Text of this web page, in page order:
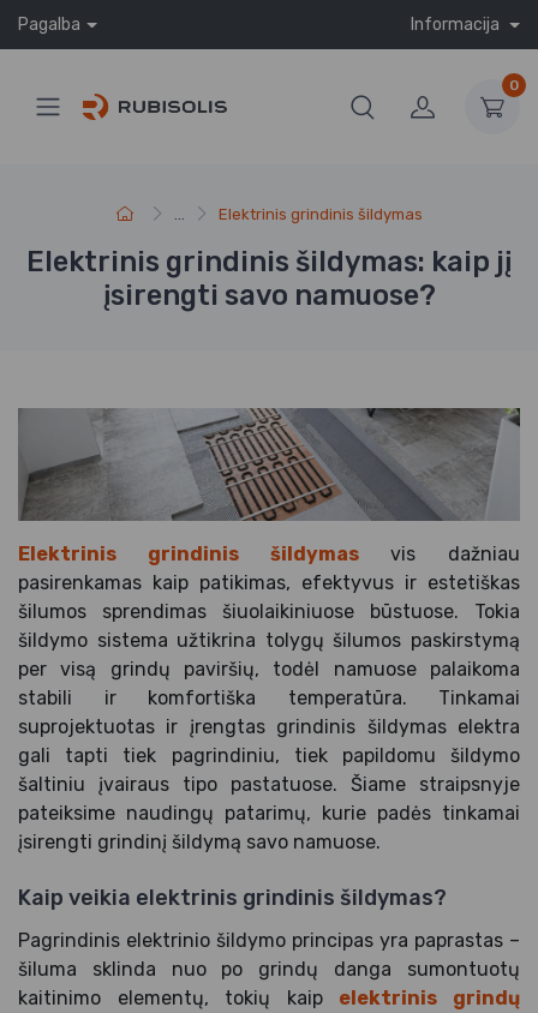
Pagalba Informacija
0
... Elektrinis grindinis šildymas
Elektrinis grindinis šildymas: kaip jį
įsirengti savo namuose?
Elektrinis grindinis šildymasvis dažniau
pasirenkamas kaip patikimas, efektyvus ir estetiškas
šilumos sprendimas šiuolaikiniuose būstuose. Tokia
šildymo sistema užtikrina tolygų šilumos paskirstymą
per visą grindų paviršių, todėl namuose palaikoma
stabili ir komfortiška temperatūra. Tinkamai
suprojektuotas ir įrengtas grindinis šildymas elektra
gali tapti tiek pagrindiniu, tiek papildomu šildymo
šaltiniu įvairaus tipo pastatuose. Šiame straipsnyje
pateiksime naudingų patarimų, kurie padės tinkamai
įsirengti grindinį šildymą savo namuose.
Kaip veikia elektrinis grindinis šildymas?
Pagrindinis elektrinio šildymo principas yra paprastas –
šiluma sklinda nuo po grindų danga sumontuotų
kaitinimo elementų, tokių kaip elektrinis grindų